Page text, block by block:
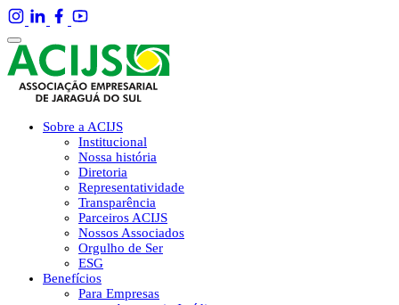
Sobre a ACIJS
Institucional
Nossa história
Diretoria
Representatividade
Transparência
Parceiros ACIJS
Nossos Associados
Orgulho de Ser
ESG
Benefícios
Para Empresas